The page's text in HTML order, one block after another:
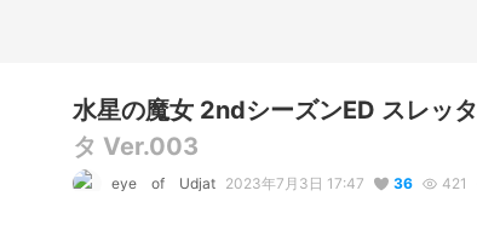
水星の魔女 2ndシーズンED スレッタ
タ Ver.003
eye of Udjat 2023年7月3日 17:47 36 421